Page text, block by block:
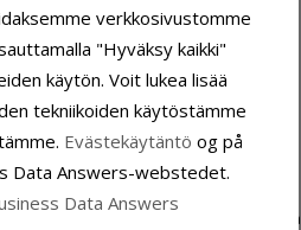
Toimitusaika
4-5 Arkipäivä
verkkosivustomme
"Hyväksy kaikki"
käytön. Voit lukea lisää
tekniikoiden käytöstämme
Evästekäytäntö og på
Data Answers-webstedet.
Data Answers